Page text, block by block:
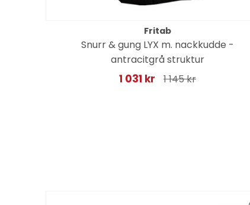
Fritab
Snurr & gung LYX m. nackkudde -
antracitgrå struktur
1 031 kr 1 145 kr